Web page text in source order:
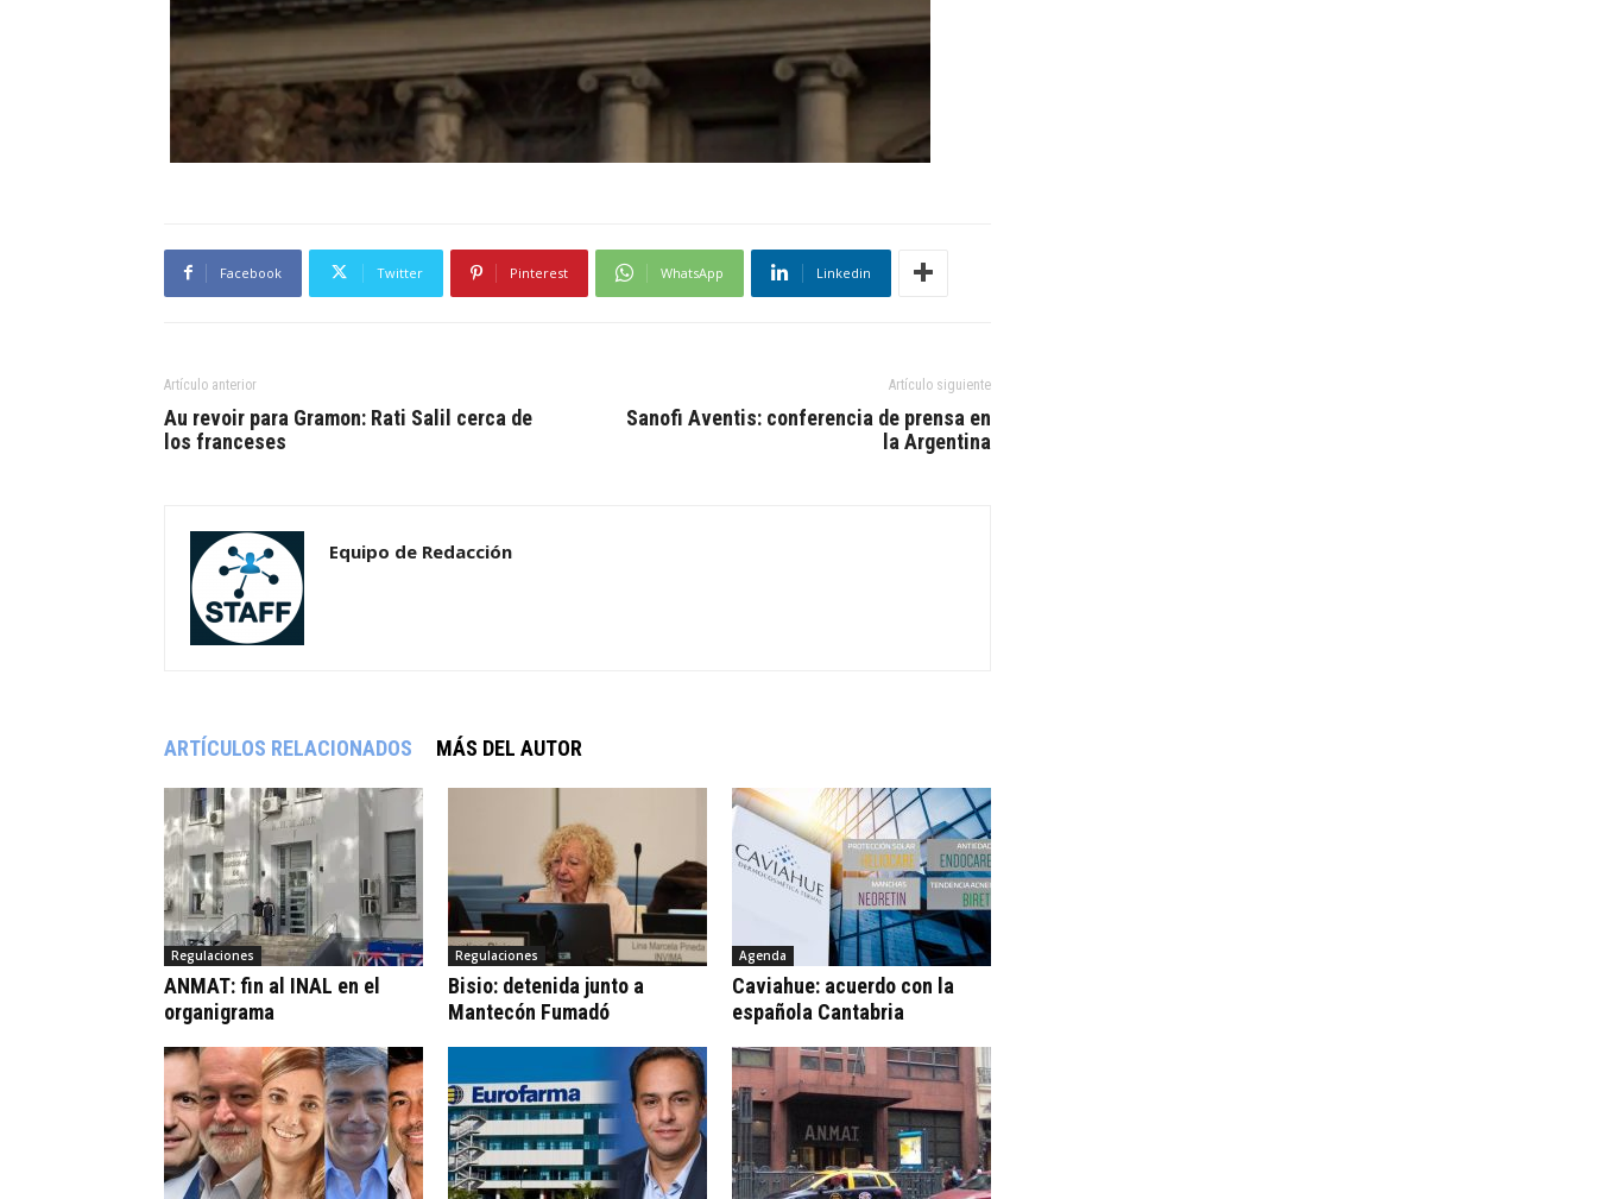
Facebook Twitter Pinterest WhatsApp Linkedin
Artículo anterior
Au revoir para Gramon: Rati Salil cerca de
los franceses
Artículo siguiente
Sanofi Aventis: conferencia de prensa en
la Argentina
Equipo de Redacción
ARTÍCULOS RELACIONADOS MÁS DEL AUTOR
Regulaciones
ANMAT: fin al INAL en el
organigrama
Regulaciones
Bisio: detenida junto a
Mantecón Fumadó
Agenda
Caviahue: acuerdo con la
española Cantabria